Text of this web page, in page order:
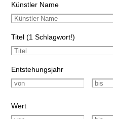
Künstler Name
Titel (1 Schlagwort!)
Entstehungsjahr
Wert